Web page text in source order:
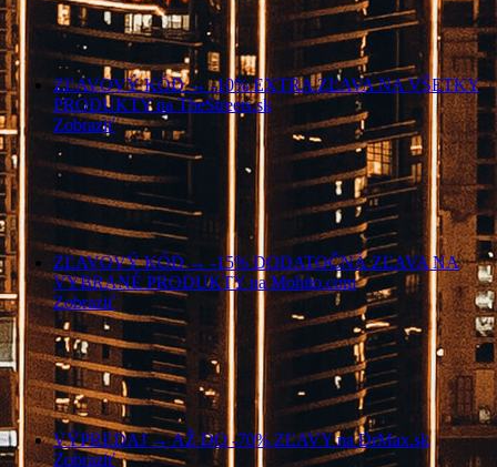
ZĽAVOVÝ KÓD → -10% EXTRA ZĽAVA NA VŠETKY
PRODUKTY na TheStreets.sk
Zobraziť
ZĽAVOVÝ KÓD → -15% DODATOČNÁ ZĽAVA NA
VYBRANÉ PRODUKTY na Mohito.com
Zobraziť
VÝPREDAJ → AŽ DO -70% ZĽAVY na DrMax.sk
Zobraziť